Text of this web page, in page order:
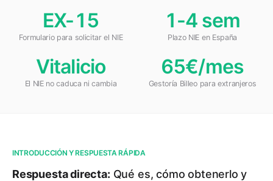
EX-15
Formulario para solicitar el NIE
1-4 sem
Plazo NIE en España
Vitalicio
El NIE no caduca ni cambia
65€/mes
Gestoría Billeo para extranjeros
INTRODUCCIÓN Y RESPUESTA RÁPIDA
Respuesta directa: Qué es, cómo obtenerlo y